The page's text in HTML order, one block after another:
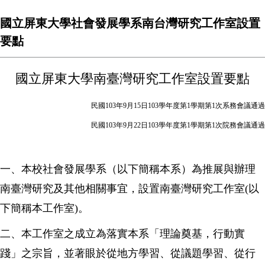
國立屏東大學社會發展學系南台灣研究工作室設置
要點
國立屏東大學南臺灣研究工作室設置要點
民國103年9月15日103學年度第1學期第1次系務會議通過
民國103年9月22日103學年度第1學期第1次院務會議通過
一、本校社會發展學系（以下簡稱本系）為推展與辦理
南臺灣研究及其他相關事宜，設置南臺灣研究工作室(以
下簡稱本工作室)。
二、本工作室之成立為落實本系「理論奠基，行動實
踐」之宗旨，並著眼於從地方學習、從議題學習、從行